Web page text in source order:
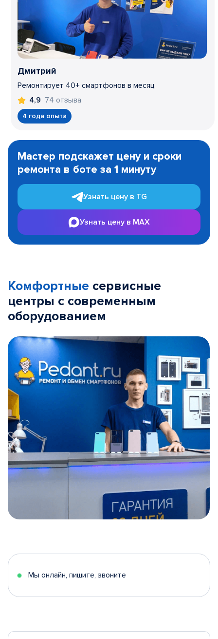
Дмитрий
Ремонтирует 40+ смартфонов в месяц
4,9 74 отзыва
4 года опыта
1
Мастер подскажет цену и сроки
ремонта в боте за 1 минуту
Узнать цену в TG
Узнать цену в MAX
Комфортные сервисные
центры с современным
оборудованием
5
Мы онлайн, пишите, звоните